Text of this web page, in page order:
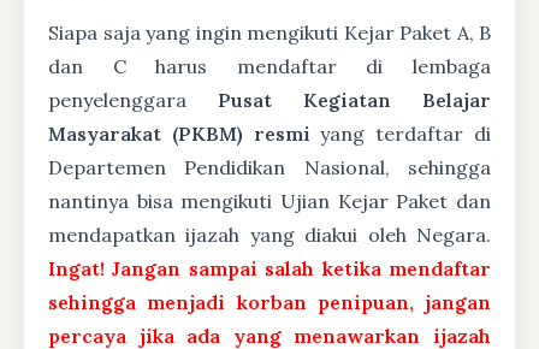
Siapa saja yang ingin mengikuti Kejar Paket A, B
dan C harus mendaftar di lembaga
penyelenggara Pusat Kegiatan Belajar
Masyarakat (PKBM) resmi yang terdaftar di
Departemen Pendidikan Nasional, sehingga
nantinya bisa mengikuti Ujian Kejar Paket dan
mendapatkan ijazah yang diakui oleh Negara.
Ingat! Jangan sampai salah ketika mendaftar
sehingga menjadi korban penipuan, jangan
percaya jika ada yang menawarkan ijazah